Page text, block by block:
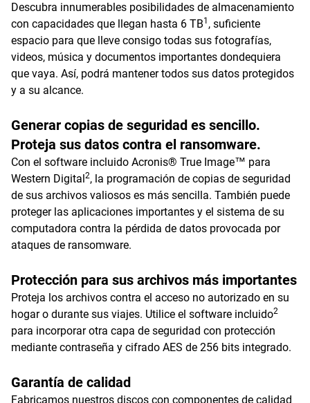
Descubra innumerables posibilidades de almacenamiento
con capacidades que llegan hasta 6 TB1 , suficiente
espacio para que lleve consigo todas sus fotografías,
videos, música y documentos importantes dondequiera
que vaya. Así, podrá mantener todos sus datos protegidos
y a su alcance.
Generar copias de seguridad es sencillo.
Proteja sus datos contra el ransomware.
Con el software incluido Acronis® True Image™ para
Western Digital2, la programación de copias de seguridad
de sus archivos valiosos es más sencilla. También puede
proteger las aplicaciones importantes y el sistema de su
computadora contra la pérdida de datos provocada por
ataques de ransomware.
Protección para sus archivos más importantes
Proteja los archivos contra el acceso no autorizado en su
hogar o durante sus viajes. Utilice el software incluido2
para incorporar otra capa de seguridad con protección
mediante contraseña y cifrado AES de 256 bits integrado.
Garantía de calidad
Fabricamos nuestros discos con componentes de calidad